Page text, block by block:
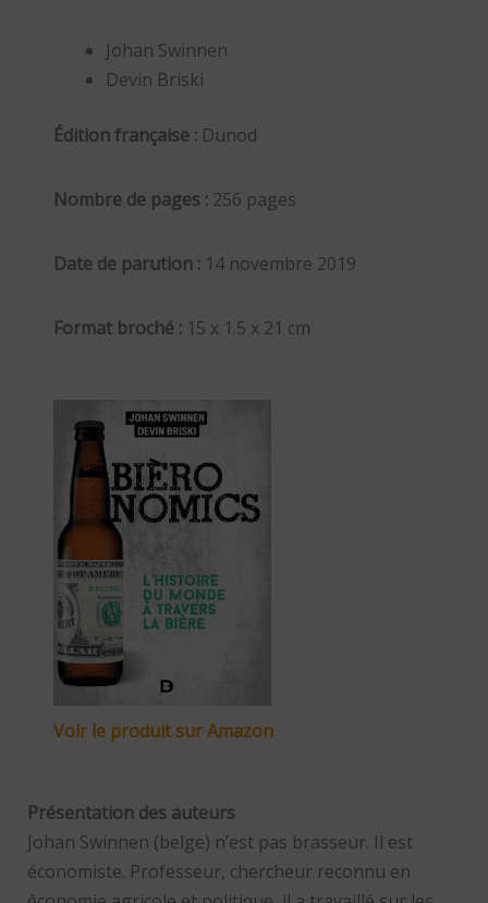
Johan Swinnen
Devin Briski
Édition française :Dunod
Nombre de pages :256 pages
Date de parution :14 novembre 2019
Format broché :15 x 1.5 x 21 cm
Voir le produit sur Amazon
Présentation des auteurs
Johan Swinnen (belge) n’est pas brasseur. Il est
économiste. Professeur, chercheur reconnu en